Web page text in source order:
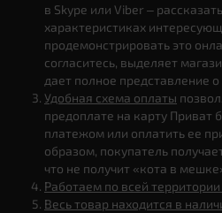
в Skype или Viber –
характеристиках
продемонстрировать это
согласитесь, выделяет
дает полное представление
Удобная схема оплаты
предоплате на карту Приват
платежом или оплатить ее
образом, покупатель
что не получит «кота в
Работаем по всей
Весь товар находится в